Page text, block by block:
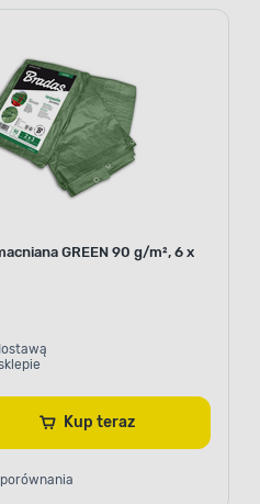
GREEN 90 g/m², 6 x
Kup teraz